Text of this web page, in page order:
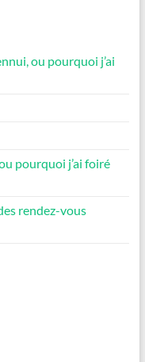
ou pourquoi j’ai
pourquoi j’ai foiré
rendez-vous